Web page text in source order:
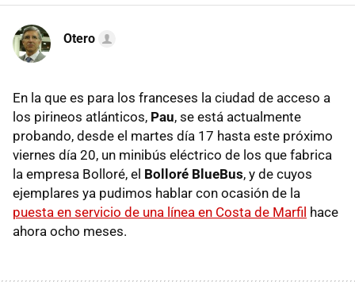
Otero
En la que es para los franceses la ciudad de acceso a
los pirineos atlánticos, Pau, se está actualmente
probando, desde el martes día 17 hasta este próximo
viernes día 20, un minibús eléctrico de los que fabrica
la empresa Bolloré, el Bolloré BlueBus, y de cuyos
ejemplares ya pudimos hablar con ocasión de la
puesta en servicio de una línea en Costa de Marfil hace
ahora ocho meses.